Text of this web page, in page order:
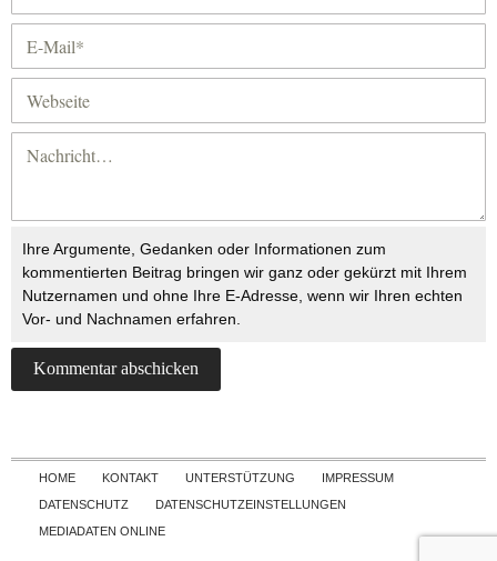
Ihre Argumente, Gedanken oder Informationen zum
kommentierten Beitrag bringen wir ganz oder gekürzt mit Ihrem
Nutzernamen und ohne Ihre E-Adresse, wenn wir Ihren echten
Vor- und Nachnamen erfahren.
Skip to content
HOME KONTAKT UNTERSTÜTZUNG
IMPRESSUM
DATENSCHUTZ
DATENSCHUTZEINSTELLUNGEN
MEDIADATEN ONLINE